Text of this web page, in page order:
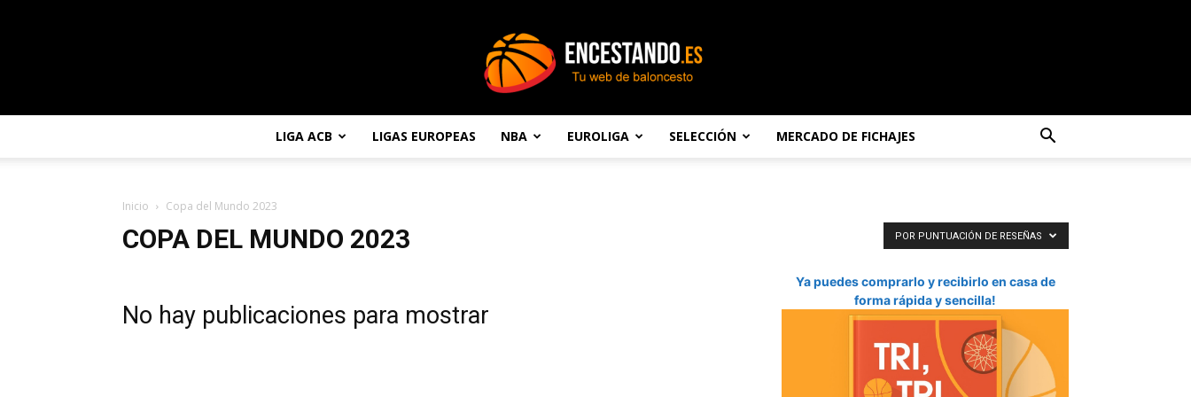
LIGA ACB LIGAS EUROPEAS NBA EUROLIGA SELECCIÓN MERCADO DE FICHAJES
Inicio Copa del Mundo 2023
COPA DEL MUNDO 2023 POR PUNTUACIÓN DE RESEÑAS
No hay publicaciones para mostrar
Ya puedes comprarlo y recibirlo en casa de
forma rápida y sencilla!